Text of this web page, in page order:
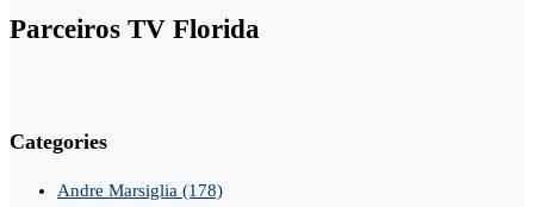
Parceiros TV Florida
Categories
Andre Marsiglia (178)